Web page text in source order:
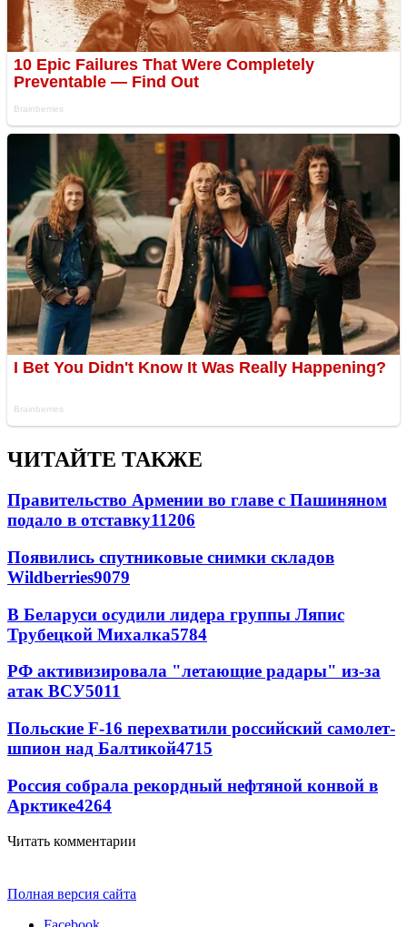
ЧИТАЙТЕ ТАКЖЕ
Правительство Армении во главе с Пашиняном
подало в отставку11206
Появились спутниковые снимки складов
Wildberries9079
В Беларуси осудили лидера группы Ляпис
Трубецкой Михалка5784
РФ активизировала "летающие радары" из-за
атак ВСУ5011
Польские F-16 перехватили российский самолет-
шпион над Балтикой4715
Россия собрала рекордный нефтяной конвой в
Арктике4264
Читать комментарии
Полная версия сайта